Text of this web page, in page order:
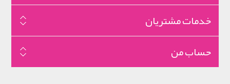
خدمات مشتریان
حساب من